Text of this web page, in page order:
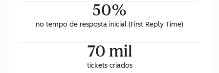
50%
no tempo de resposta inicial (First Reply Time)
70 mil
tickets criados